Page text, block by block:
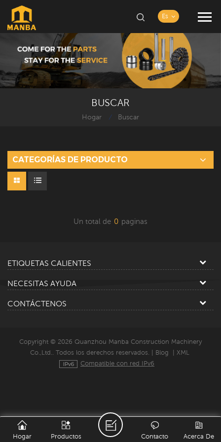
Es
BUSCAR
Hogar / Buscar
CATEGORÍAS DE PRODUCTO
Un total de 0 paginas
ETIQUETAS CALIENTES
NECESITAS AYUDA
CONTÁCTENOS
Copyright © 2026 Quanzhou Manba Construction Machinery
Co.,Ltd.. Todos los derechos reservados. |
Blog
XML
Compatible con red IPv6
Hogar Productos Acerca De
Contacto